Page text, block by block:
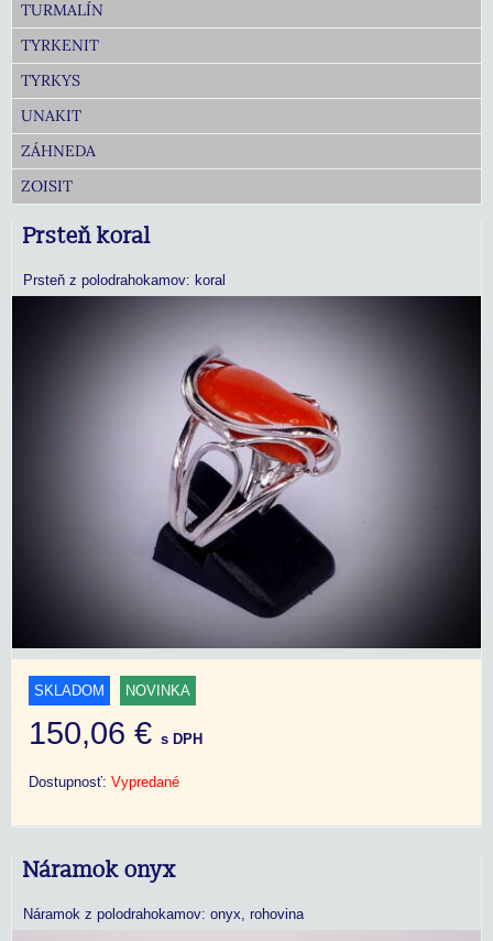
TURMALÍN
TYRKENIT
TYRKYS
UNAKIT
ZÁHNEDA
ZOISIT
Prsteň koral
Prsteň z polodrahokamov: koral
SKLADOM NOVINKA
150,06 € s DPH
Dostupnosť: Vypredané
Náramok onyx
Náramok z polodrahokamov: onyx, rohovina